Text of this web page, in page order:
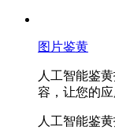
图片鉴黄
人工智能鉴
容，让您的
人工智能鉴